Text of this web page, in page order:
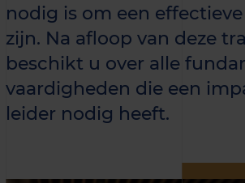
nodig is om een
zijn. Na afloop van deze
beschikt u over alle
vaardigheden die een
leider nodig heeft.